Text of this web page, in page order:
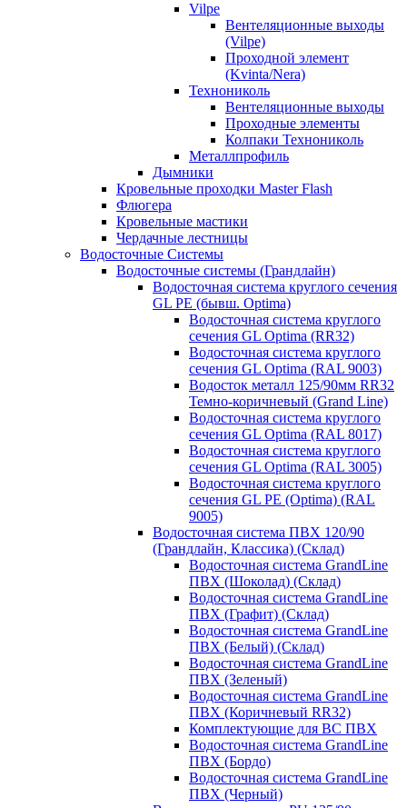
Vilpe
Вентеляционные выходы
(Vilpe)
Проходной элемент
(Kvinta/Nera)
Технониколь
Вентеляционные выходы
Проходные элементы
Колпаки Технониколь
Металлпрофиль
Дымники
Кровельные проходки Master Flash
Флюгера
Кровельные мастики
Чердачные лестницы
Водосточные Системы
Водосточные системы (Грандлайн)
Водосточная система круглого сечения
GL PE (бывш. Optima)
Водосточная система круглого
сечения GL Optima (RR32)
Водосточная система круглого
сечения GL Optima (RAL 9003)
Водосток металл 125/90мм RR32
Темно-коричневый (Grand Line)
Водосточная система круглого
сечения GL Optima (RAL 8017)
Водосточная система круглого
сечения GL Optima (RAL 3005)
Водосточная система круглого
сечения GL PE (Optima) (RAL
9005)
Водосточная система ПВХ 120/90
(Грандлайн, Классика) (Склад)
Водосточная система GrandLine
ПВХ (Шоколад) (Склад)
Водосточная система GrandLine
ПВХ (Графит) (Склад)
Водосточная система GrandLine
ПВХ (Белый) (Склад)
Водосточная система GrandLine
ПВХ (Зеленый)
Водосточная система GrandLine
ПВХ (Коричневый RR32)
Комплектующие для ВС ПВХ
Водосточная система GrandLine
ПВХ (Бордо)
Водосточная система GrandLine
ПВХ (Черный)